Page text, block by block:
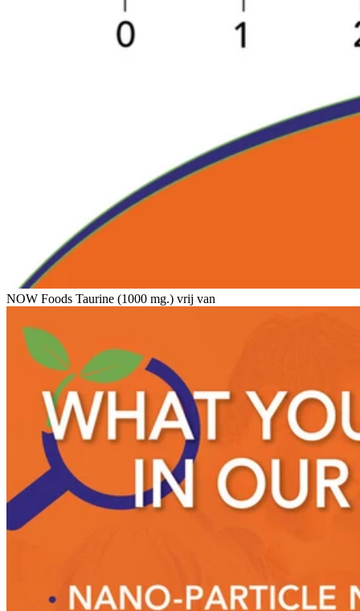
NOW Foods Taurine (1000 mg.) vrij van